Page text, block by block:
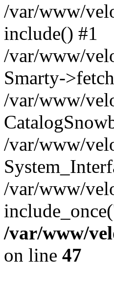
/var/www/
include() #1
/var/www/
Smarty-
/var/www/
/var/www/
/var/www/
/var/www/
on line 47